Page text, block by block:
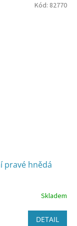
pravé hnědá
Skladem
DETAIL
Kód: 82770